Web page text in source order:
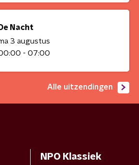
De Nacht
3 augustus
- 07:00
Alle uitzendingen
NPO Klassiek